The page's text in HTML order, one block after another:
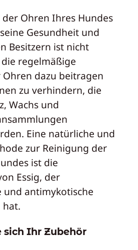
Ohren Ihres Hundes
Gesundheit und
Besitzern ist nicht
regelmäßige
dazu beitragen
zu verhindern, die
Wachs und
Eine natürliche und
zur Reinigung der
ist die
Essig, der
antimykotische
hat.
sich Ihr Zubehör